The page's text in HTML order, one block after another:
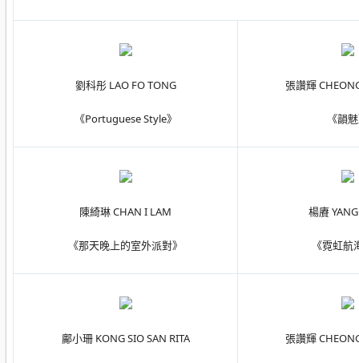
劉科彤 LAO FO TONG
《Portuguese Style》
張讚輝
《韻
陳綺琳 CHAN I LAM
《那天晚上的室外派對》
楊賡
《霓虹航
鄺小珊 KONG SIO SAN RITA 張讚輝